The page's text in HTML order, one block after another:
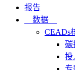
报告
数据
CEADs
碳
投